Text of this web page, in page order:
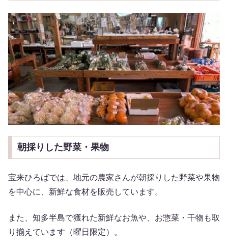
朝採りした野菜・果物
宝来ひろばでは、地元の農家さんが朝採りした野菜や果物
を中心に、新鮮な食材を販売しています。
また、知多半島で獲れた新鮮なお魚や、お惣菜・干物も取
り揃えています（曜日限定）。